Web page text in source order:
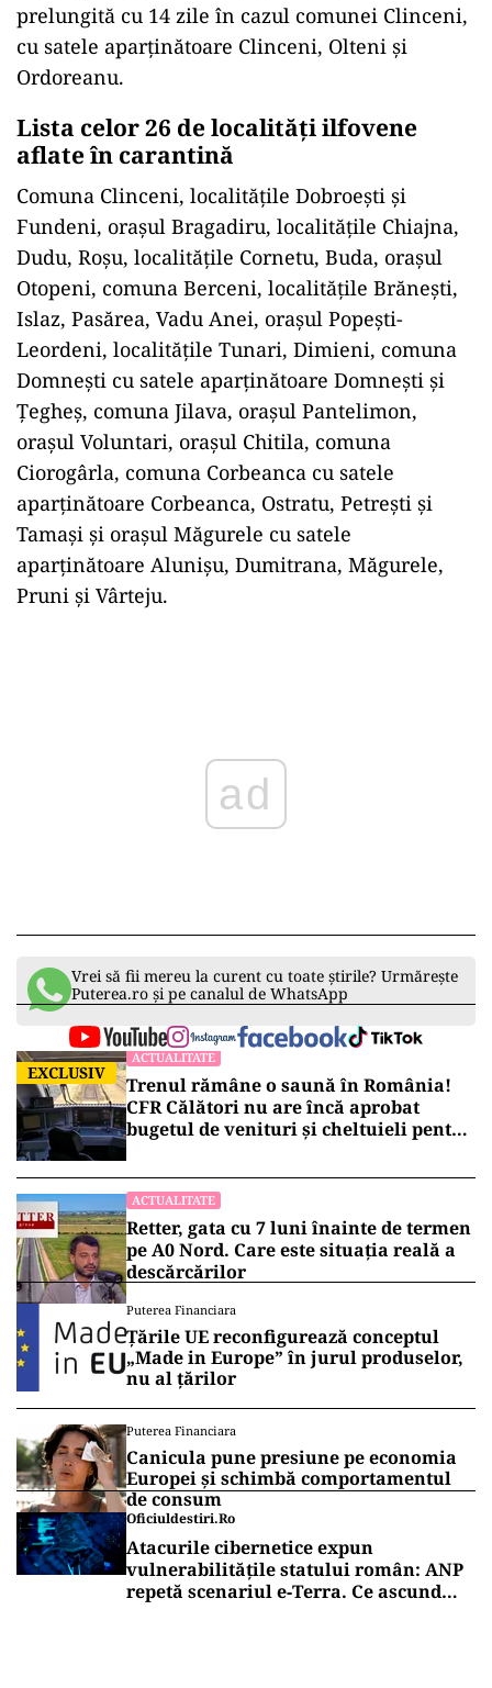
prelungită cu 14 zile în cazul comunei Clinceni,
cu satele aparținătoare Clinceni, Olteni și
Ordoreanu.
Lista celor 26 de localități ilfovene
aflate în carantină
Comuna Clinceni, localitățile Dobroești și
Fundeni, orașul Bragadiru, localitățile Chiajna,
Dudu, Roșu, localitățile Cornetu, Buda, orașul
Otopeni, comuna Berceni, localitățile Brănești,
Islaz, Pasărea, Vadu Anei, orașul Popești-
Leordeni, localitățile Tunari, Dimieni, comuna
Domnești cu satele aparținătoare Domnești și
Țegheș, comuna Jilava, orașul Pantelimon,
orașul Voluntari, orașul Chitila, comuna
Ciorogârla, comuna Corbeanca cu satele
aparținătoare Corbeanca, Ostratu, Petrești și
Tamași și orașul Măgurele cu satele
aparținătoare Alunișu, Dumitrana, Măgurele,
Pruni și Vârteju.
Vrei să fii mereu la curent cu toate știrile? Urmărește
Puterea.ro și pe canalul de WhatsApp
EXCLUSIV
ACTUALITATE
Trenul rămâne o saună în România!
CFR Călători nu are încă aprobat
bugetul de venituri și cheltuieli pentru
ACTUALITATE
Retter, gata cu 7 luni înainte de termen
pe A0 Nord. Care este situația reală a
descărcărilor
Puterea Financiara
Țările UE reconfigurează conceptul
„Made in Europe” în jurul produselor,
nu al țărilor
Puterea Financiara
Canicula pune presiune pe economia
Europei și schimbă comportamentul
de consum
Oficiuldestiri.ro
Atacurile cibernetice expun
vulnerabilitățile statului român: ANP
repetă scenariul e‑Terra. Ce ascund